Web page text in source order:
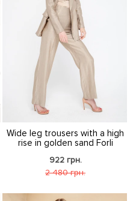
Wide leg trousers with a high
rise in golden sand Forli
922 грн.
2 480 грн.